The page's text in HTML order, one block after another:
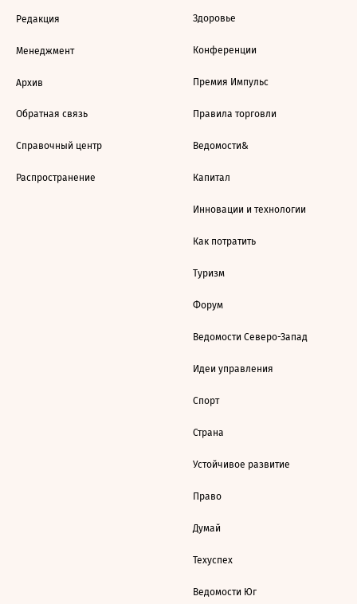
Редакция
Менеджмент
Архив
Обратная связь
Справочный центр
Распространение
Здоровье
Конференции
Премия Импульс
Правила торговли
Ведомости&
Капитал
Инновации и технологии
Как потратить
Туризм
Форум
Ведомости Северо-Запад
Идеи управления
Спорт
Страна
Устойчивое развитие
Право
Думай
Техуспех
Ведомости Юг